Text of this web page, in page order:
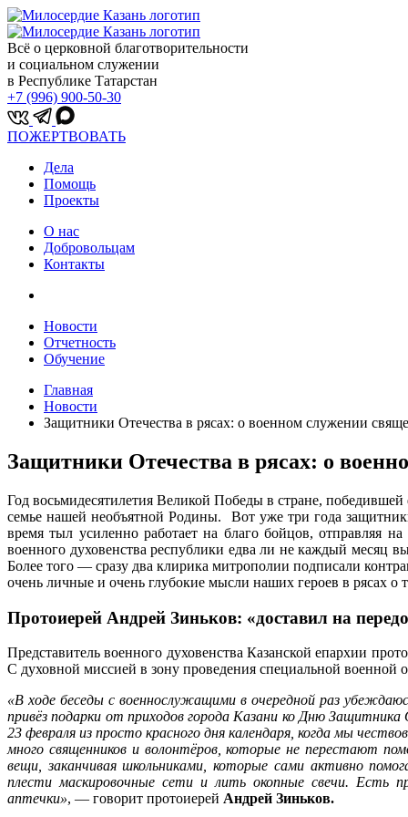
Всё о церковной благотворительности
и социальном служении
в Республике Татарстан
+7 (996) 900-50-30
ПОЖЕРТВОВАТЬ
Дела
Помощь
Проекты
О нас
Добровольцам
Контакты
Новости
Отчетность
Обучение
Главная
Новости
Защитники Отечества в рясах: о военном служении
Защитники Отечества в рясах: о
Год восьмидесятилетия Великой Победы в стране,
семье нашей необъятной Родины. Вот уже три года
время тыл усиленно работает на благо бойцов, отправляя
военного духовенства республики едва ли не каждый месяц
Более того — сразу два клирика митрополии подписали
очень личные и очень глубокие мысли наших героев в рясах о
Протоиерей Андрей Зиньков: «доставил на
Представитель военного духовенства Казанской епархии
С духовной миссией в зону проведения специальной военной
«В ходе беседы с военнослужащими в очередной раз
привёз подарки от приходов города Казани ко Дню
23 февраля из просто красного дня календаря, когда мы
много священников и волонтёров, которые не перестают
вещи, заканчивая школьниками, которые сами активно
плести маскировочные сети и лить окопные свечи. Есть
аптечки», — говорит протоиерей Андрей Зиньков.